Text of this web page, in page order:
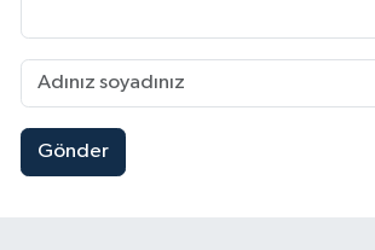
Gönder